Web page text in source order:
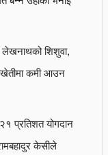
लेखनाथको शिशुवा,
खेतीमा कमी आउन
प्रतिशत योगदान
केसीले